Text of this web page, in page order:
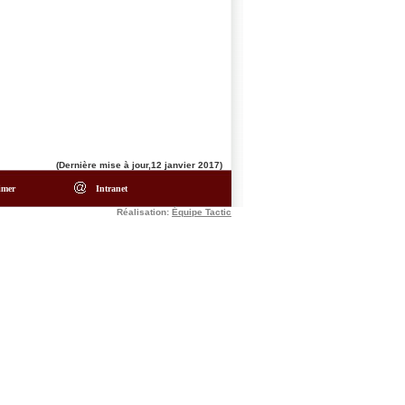
(Dernière mise à jour,12 janvier 2017)
Intranet
Réalisation: Équipe Tactic